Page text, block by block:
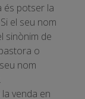
és potser la
el seu nom
sinònim de
o
nom
.
venda en